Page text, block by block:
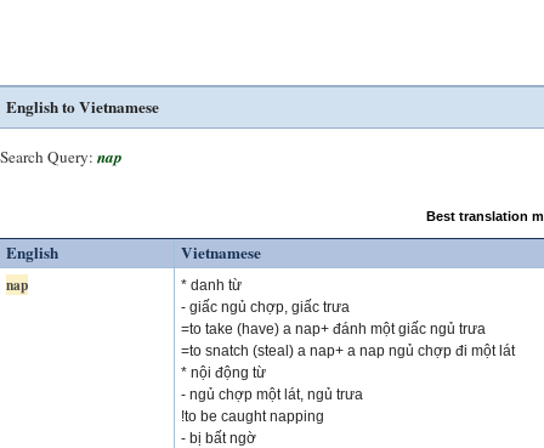
English to Vietnamese
Search Query: nap
Best translation
English Vietnamese
nap
* danh từ
- giấc ngủ chợp, giấc trưa
=to take (have) a nap+ đánh một giấc ngủ trưa
=to snatch (steal) a nap+ a nap ngủ chợp đi một lát
* nội động từ
- ngủ chợp một lát, ngủ trưa
!to be caught napping
- bị bất ngờ